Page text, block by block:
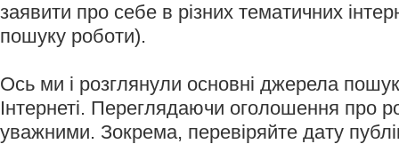
заявити про себе в різних тематичних
пошуку роботи).
Ось ми і розглянули основні джерела
Інтернеті. Переглядаючи оголошення про
уважними. Зокрема, перевіряйте дату